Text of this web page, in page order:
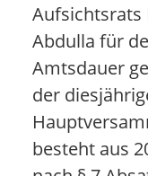
Aufsichtsrats
Abdulla für
Amtsdauer
der
besteht aus